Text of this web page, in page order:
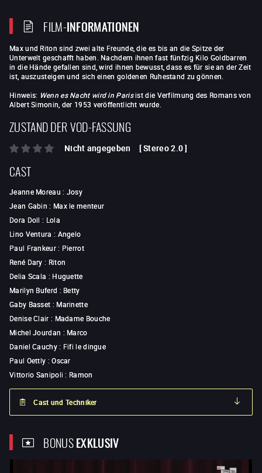
FILM-INFORMATIONEN
Max und Riton sind zwei alte Freunde, die es bis an die Spitze der
Unterwelt geschafft haben. Nachdem ihnen fast fünfzig Kilo Goldbarren
in die Hände gefallen sind, wird ihnen bewusst, dass es für sie an der Zeit
ist, auszusteigen und sich einen goldenen Ruhestand zu gönnen.
Hinweis: Wenn es Nacht wird in Parisist die Verfilmung des Romans von
Albert Simonin, der 1953 veröffentlicht wurde.
ZUSTAND DER VOD-FASSUNG
Nicht angegeben [Stereo 2.0]
CAST
Jeanne Moreau : Josy
Jean Gabin : Max le menteur
Dora Doll : Lola
Lino Ventura : Angelo
Paul Frankeur: Pierrot
René Dary : Riton
Delia Scala : Huguette
Marilyn Buferd : Betty
Gaby Basset : Marinette
Denise Clair : Madame Bouche
Michel Jourdan : Marco
Daniel Cauchy: Fifi le dingue
Paul Oettly :Oscar
Vittorio Sanipoli : Ramon
Cast und Techniker
BONUSEXKLUSIV